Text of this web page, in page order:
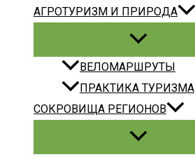
АГРОТУРИЗМ И ПРИРОДА
ВЕЛОМАРШРУТЫ
ПРАКТИКА ТУРИЗМА
СОКРОВИЩА РЕГИОНОВ